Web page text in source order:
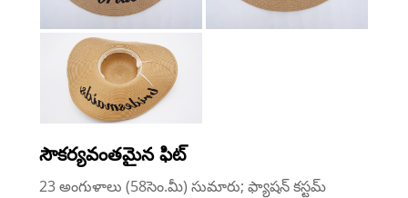
సౌకర్యవంతమైన ఫిట్
23 అంగుళాలు (58సెం.మీ) సుమారు; ఫ్యాషన్ కస్టమ్